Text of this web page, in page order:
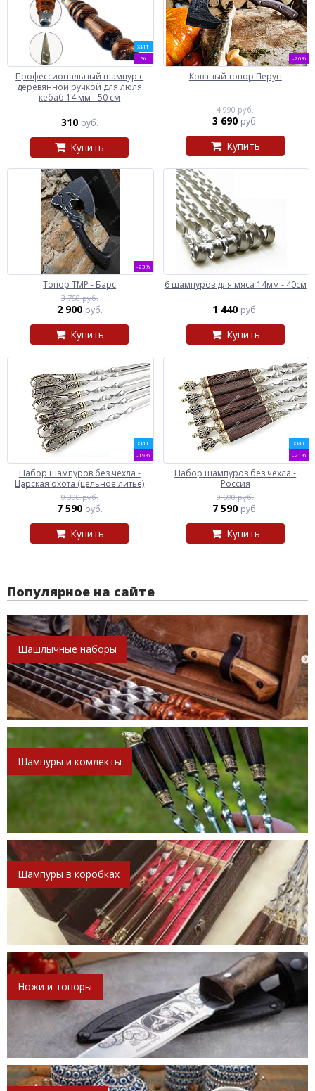
ХИТ
%
Профессиональный шампур с
деревянной ручкой для люля
кебаб 14 мм - 50 см
310 руб.
Купить
-26%
Кованый топор Перун
4 990 руб.
3 690 руб.
Купить
-23%
Топор ТМР - Барс
3 750 руб.
2 900 руб.
Купить
6 шампуров для мяса 14мм - 40см
1 440 руб.
Купить
ХИТ
-19%
Набор шампуров без чехла -
Царская охота (цельное литье)
9 390 руб.
7 590 руб.
Купить
ХИТ
-21%
Набор шампуров без чехла -
Россия
9 590 руб.
7 590 руб.
Купить
Популярное на сайте
Шашлычные наборы
Шампуры и комлекты
Шампуры в коробках
Ножи и топоры